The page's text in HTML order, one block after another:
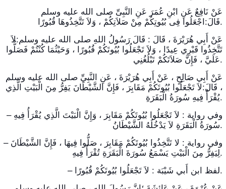
عَنْ نَافِعٌ عَنِ ابْنِ عُمَرَ عَنِ النَّبِىِّ صلى الله عليه وسلم
قَالَ:اجْعَلُوا فِى بُيُوتِكُمْ مِنْ صَلاَتِكُمْ ، وَلاَ تَتَّخِذُوهَا قُبُورًا.
عَنْ أَبِي هُرَيْرَةَ ، قَالَ : قَالَ رَسُولُ اللهِ صلى الله عليه وسلم:لاَ
تَتَّخِذُوا قَبْرِي عِيدًا ، وَلاَ تَجْعَلُوا بُيُوتَكُمْ قُبُورًا ، وَحَيْثُمَا كُنْتُمْ فَصَلُّوا
عَلَيَّ ، فَإِنَّ صَلاَتَكُمْ تَبْلُغُنِي.
عَنْ أَبِي صَالِحٍ ، عَنْ أَبِي هُرَيْرَةَ ، عَنِ النَّبِيِّ صلى الله عليه وسلم
، قَالَ:لاَ تَجْعَلُوا بُيُوتَكُمْ مَقَابِرَ ، فَإِنَّ الشَّيْطَانَ يَفِرُّ مِنَ الْبَيْتِ الَّذِي
يُقْرَأُ فِيهِ سُورَةُ الْبَقَرَةِ.
– وفي رواية : لاَ تَجْعَلُوا بُيُوتَكُمْ مَقَابِرَ ، وَإِنَّ الْبَيْتَ الَّذِي يُقْرَأُ فِيهِ
سُورَةُ الْبَقَرَةِ لاَ يَدْخُلُهُ الشَّيْطَانُ.
– وفي رواية : لا تَتَّخِذُوا بُيُوتَكُمْ مَقَابِرَ ، صَلُّوا فِيهَا ، فَإِنَّ الشَّيْطَانَ
لِيَفِرُّ مِنَ الْبَيْتِ يَسْمَعُ سُورَةَ الْبَقَرَةِ تُقْرَأُ فِيهِ.
– لفظ ابن أَبي شَيْبَة : لاَ تَجْعَلُوا بُيُوتَكُمْ قُبُورًا.